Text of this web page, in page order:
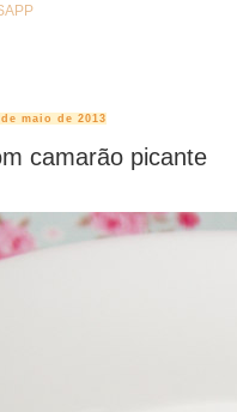
maio de 2013
camarão picante